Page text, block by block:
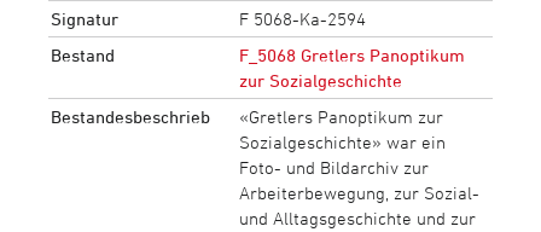
Signatur
F 5068-Ka-2594
Bestand
F_5068 Gretlers Panoptikum
zur Sozialgeschichte
Bestandesbeschrieb
«Gretlers Panoptikum zur
Sozialgeschichte» war ein
Foto- und Bildarchiv zur
Arbeiterbewegung, zur Sozial-
und Alltagsgeschichte und zur